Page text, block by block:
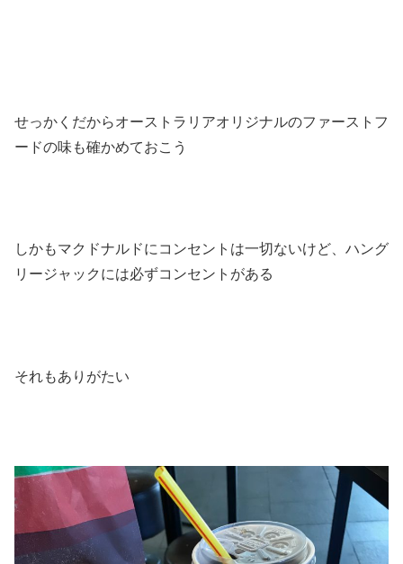
せっかくだからオーストラリアオリジナルのファーストフ
ードの味も確かめておこう
しかもマクドナルドにコンセントは一切ないけど、ハング
リージャックには必ずコンセントがある
それもありがたい